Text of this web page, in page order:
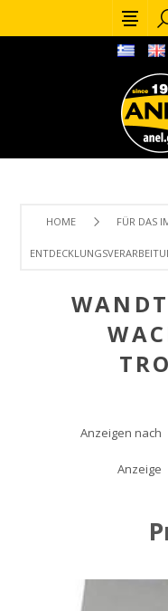
HOME FÜR DAS
Anzeigen nach
Anzeige